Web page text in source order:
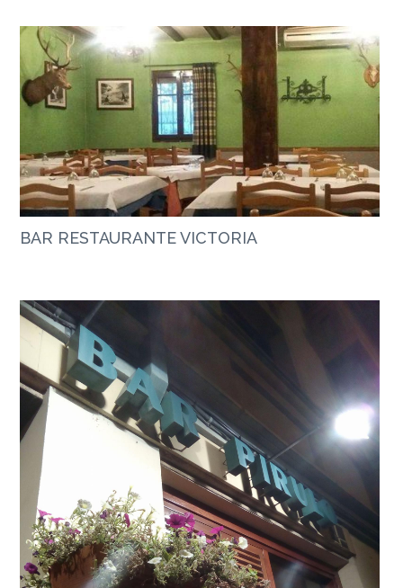
BAR RESTAURANTE VICTORIA